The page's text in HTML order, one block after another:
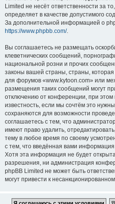
Limited не несёт ответственности за
определяет в качестве допустимого
За дополнительной информацией о
https://www.phpbb.com/.
Вы соглашаетесь не размещать
клеветнических сообщений,
национальной розни и прочих
законы вашей страны, страны, которая
для форумов «www.kytoon.com» или
размещения таких сообщений могут
отключению от конференции, при
известность, если мы сочтём это
сохраняются для возможности
соглашаетесь с тем, что
имеют право удалить,
тему в любое время по своему
с тем, что введённая вами
Хотя эта информация не будет
разрешения, ни администрация
phpBB Limited не может быть
могут привести к